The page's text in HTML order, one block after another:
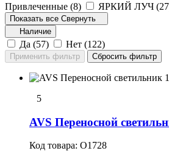
Привлеченные (8) ЯРКИЙ ЛУЧ (27
Показать все Свернуть
Наличие
Да (57) Нет (122)
5
AVS Переносной
Код товара: O1728